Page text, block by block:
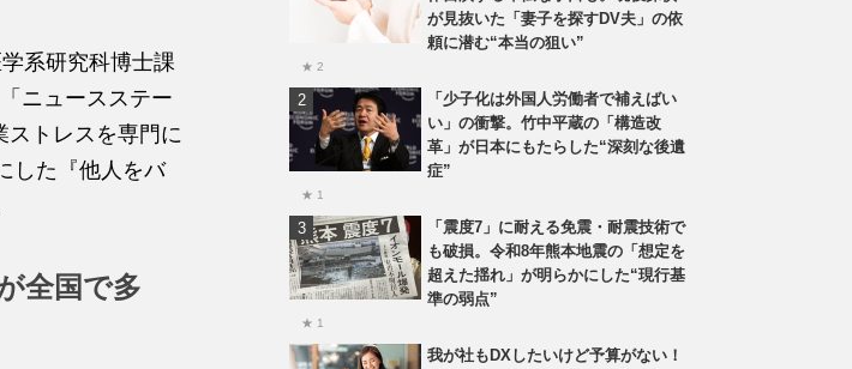
系研究科博士課
ニュースステー
ストレスを専門に
した『他人をバ
全国で多
が見抜いた「妻子を探すDV夫」の依
頼に潜む“本当の狙い”
★ 2
「少子化は外国人労働者で補えばい
い」の衝撃。竹中平蔵の「構造改
革」が日本にもたらした“深刻な後遺
症”
★ 1
「震度7」に耐える免震・耐震技術で
も破損。令和8年熊本地震の「想定を
超えた揺れ」が明らかにした“現行基
準の弱点”
★ 1
我が社もDXしたいけど予算がない！